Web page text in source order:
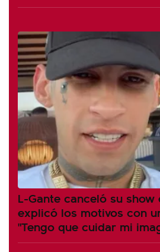
L-Gante canceló su show
explicó los motivos con
"Tengo que cuidar mi